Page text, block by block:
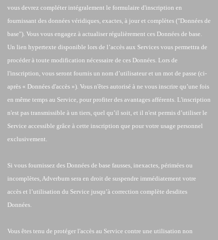
vous devrez compléter intégralement le formulaire d'inscription en
fournissant des données véridiques, exactes, à jour et complètes ("Données de
base"). Vous vous engagez à actualiser régulièrement ces Données de base.
Un lien hypertexte disponible lors de l’accès aux Services vous permettra de
procéder à toute modification nécessaire de ces Données. Lors de
l'inscription, vous seront fournis un nom d’utilisateur et un mot de passe (ci-
après « Données d'accès »). Vous n'êtes autorisé à ne vous inscrire qu’une fois
en même temps au Service, pour profiter des avantages afférents. L'inscription
n'est pas transmissible à un tiers, quel qu’il soit, et il n'est permis d’utiliser le
Service accessible grâce à cette inscription que pour votre usage personnel
exclusivement.
Si vous fournissez des Données de base fausses, inexactes, périmées ou
incomplètes, Adverbum sera en droit de suspendre immédiatement votre
accès et l’utilisation du Service jusqu’à correction complète desdites
Données.
Vous êtes tenu de protéger l'accès au Service contre une utilisation non